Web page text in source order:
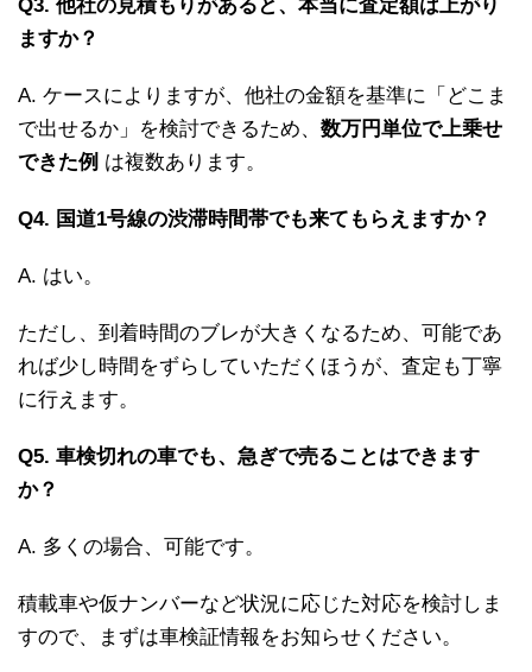
Q3. 他社の見積もりがあると、本当に査定額は上がり
ますか？
A. ケースによりますが、他社の金額を基準に「どこま
で出せるか」を検討できるため、 数万円単位で上乗せ
できた例 は複数あります。
Q4. 国道1号線の渋滞時間帯でも来てもらえますか？
A. はい。
ただし、到着時間のブレが大きくなるため、可能であ
れば少し時間をずらしていただくほうが、査定も丁寧
に行えます。
Q5. 車検切れの車でも、急ぎで売ることはできます
か？
A. 多くの場合、可能です。
積載車や仮ナンバーなど状況に応じた対応を検討しま
すので、まずは車検証情報をお知らせください。